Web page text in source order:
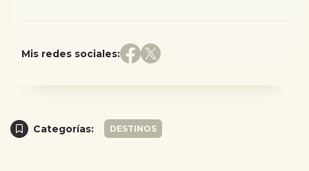
Mis redes sociales:
Categorías: DESTINOS